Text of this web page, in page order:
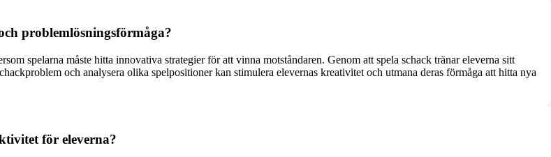
problemlösningsförmåga?
spelarna måste hitta innovativa strategier för att vinna motståndaren. Genom att spela schack tränar eleverna sitt
och analysera olika spelpositioner kan stimulera elevernas kreativitet och utmana deras förmåga att hitta nya
för eleverna?